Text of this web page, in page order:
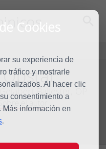
Cookies
su experiencia de
tráfico y mostrarle
Al hacer clic
consentimiento a
Más información en
.
Ballester, OP
Sobre el autor